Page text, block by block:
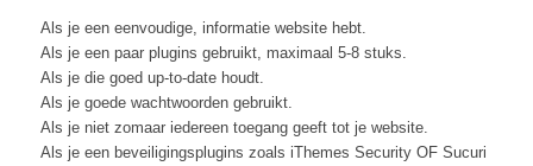
Als je een eenvoudige, informatie website hebt.
Als je een paar plugins gebruikt, maximaal 5-8 stuks.
Als je die goed up-to-date houdt.
Als je goede wachtwoorden gebruikt.
Als je niet zomaar iedereen toegang geeft tot je website.
Als je een beveiligingsplugins zoals iThemes Security OF Sucuri